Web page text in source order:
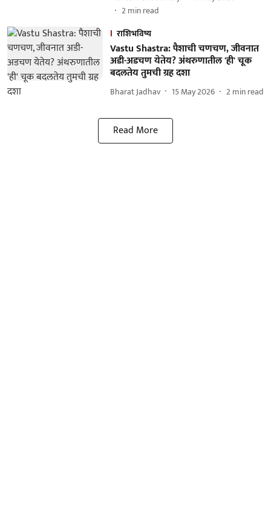
2min read
राशिभविष्य
Vastu Shastra: पैशाची चणचण, जीवनात
अडी-अडचण येतेय? अंथरुणातील 'ही' चूक
बदलतेय तुमची ग्रह दशा
Bharat Jadhav 15 May 2026 2min read
Read More